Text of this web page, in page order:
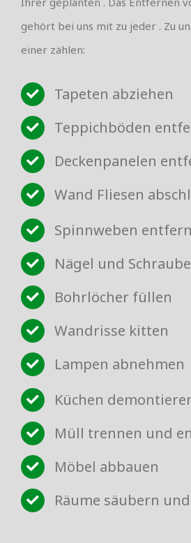
gehört bei uns mit zu jeder . Zu
einer zählen:
Tapeten abziehen
Teppichböden
Deckenpanelen
Wand Fliesen
Spinnweben
Nägel und
Bohrlöcher füllen
Wandrisse kitten
Lampen abnehmen
Küchen
Müll trennen und
Möbel abbauen
Räume säubern